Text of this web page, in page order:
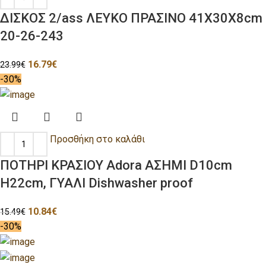
ΔΙΣΚΟΣ 2/ass ΛΕΥΚΟ ΠΡΑΣΙΝΟ 41X30X8cm
20-26-243
23.99€ 16.79€
-30%
Προσθήκη στο καλάθι
ΠΟΤΗΡΙ ΚΡΑΣΙΟΥ Adora ΑΣΗΜΙ D10cm
H22cm, ΓΥΑΛΙ Dishwasher proof
15.49€ 10.84€
-30%